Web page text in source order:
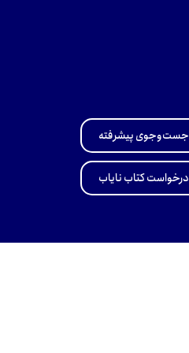
جست‌وجوی پیشرفته
درخواست کتاب نایاب